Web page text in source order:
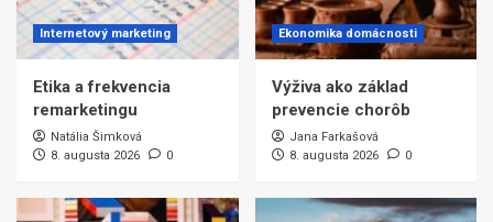
Internetový marketing
Etika a frekvencia
remarketingu
Natália Šimková
8. augusta 2026
0
Ekonomika domácnosti
Výživa ako základ
prevencie chorôb
Jana Farkašová
8. augusta 2026
0